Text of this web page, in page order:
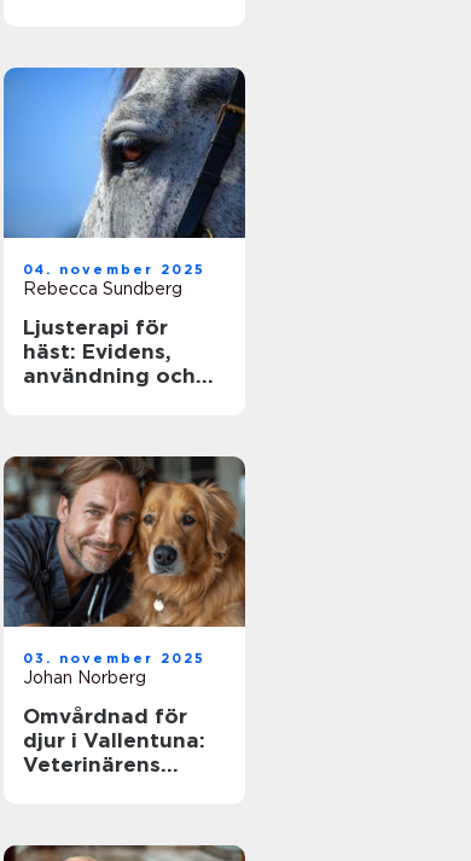
04. november 2025
Rebecca Sundberg
Ljusterapi för
häst: Evidens,
användning och
03. november 2025
Johan Norberg
Omvårdnad för
djur i Vallentuna:
Veterinärens